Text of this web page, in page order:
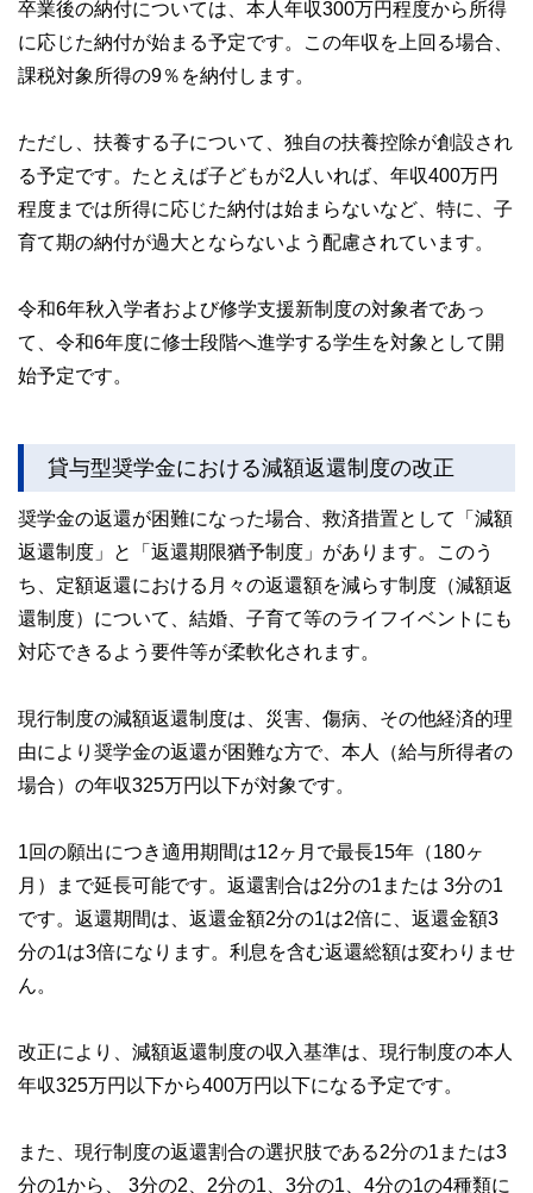
卒業後の納付については、本人年収300万円程度から所得
に応じた納付が始まる予定です。この年収を上回る場合、
課税対象所得の9％を納付します。
ただし、扶養する子について、独自の扶養控除が創設され
る予定です。たとえば子どもが2人いれば、年収400万円
程度までは所得に応じた納付は始まらないなど、特に、子
育て期の納付が過大とならないよう配慮されています。
令和6年秋入学者および修学支援新制度の対象者であっ
て、令和6年度に修士段階へ進学する学生を対象として開
始予定です。
貸与型奨学金における減額返還制度の改正
奨学金の返還が困難になった場合、救済措置として「減額
返還制度」と「返還期限猶予制度」があります。このう
ち、定額返還における月々の返還額を減らす制度（減額返
還制度）について、結婚、子育て等のライフイベントにも
対応できるよう要件等が柔軟化されます。
現行制度の減額返還制度は、災害、傷病、その他経済的理
由により奨学金の返還が困難な方で、本人（給与所得者の
場合）の年収325万円以下が対象です。
1回の願出につき適用期間は12ヶ月で最長15年（180ヶ
月）まで延長可能です。返還割合は2分の1または 3分の1
です。返還期間は、返還金額2分の1は2倍に、返還金額3
分の1は3倍になります。利息を含む返還総額は変わりませ
ん。
改正により、減額返還制度の収入基準は、現行制度の本人
年収325万円以下から400万円以下になる予定です。
また、現行制度の返還割合の選択肢である2分の1または3
分の1から、 3分の2、2分の1、3分の1、4分の1の4種類に